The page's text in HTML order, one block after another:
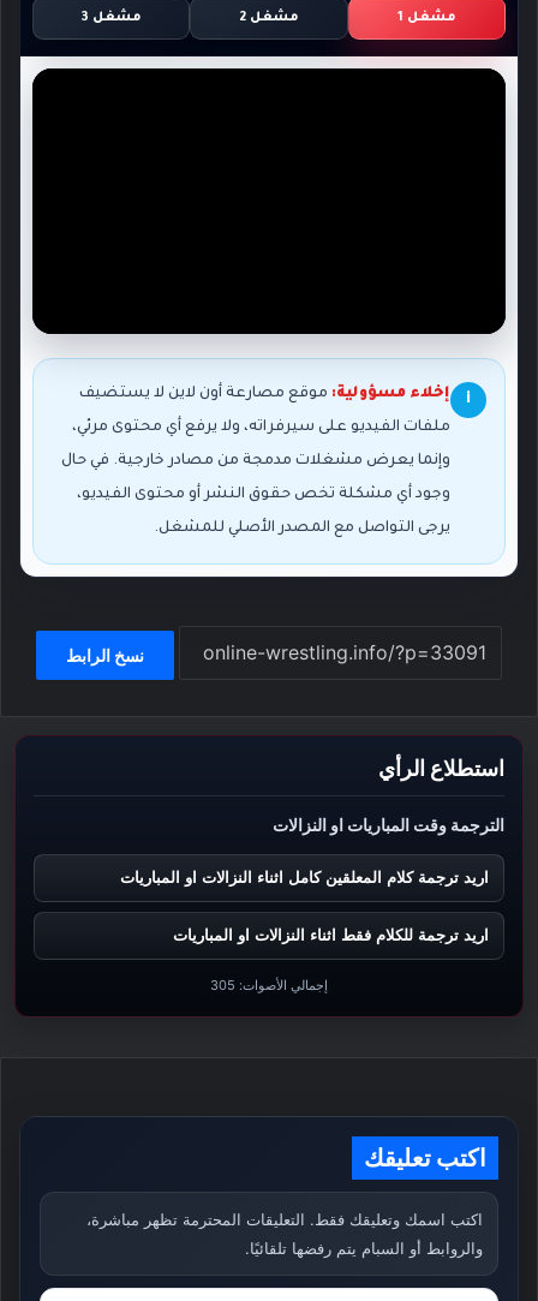
مشغل 1 مشغل 2 مشغل 3
i إخلاء مسؤولية: موقع مصارعة أون لاين لا يستضيف
ملفات الفيديو على سيرفراته، ولا يرفع أي محتوى مرئي،
وإنما يعرض مشغلات مدمجة من مصادر خارجية. في حال
وجود أي مشكلة تخص حقوق النشر أو محتوى الفيديو،
يرجى التواصل مع المصدر الأصلي للمشغل.
نسخ الرابط
استطلاع الرأي
الترجمة وقت المباريات او النزالات
اريد ترجمة كلام المعلقين كامل اثناء النزالات او المباريات
اريد ترجمة للكلام فقط اثناء النزالات او المباريات
إجمالي الأصوات: 305
اكتب تعليقك
اكتب اسمك وتعليقك فقط. التعليقات المحترمة تظهر مباشرة،
والروابط أو السبام يتم رفضها تلقائيًا.